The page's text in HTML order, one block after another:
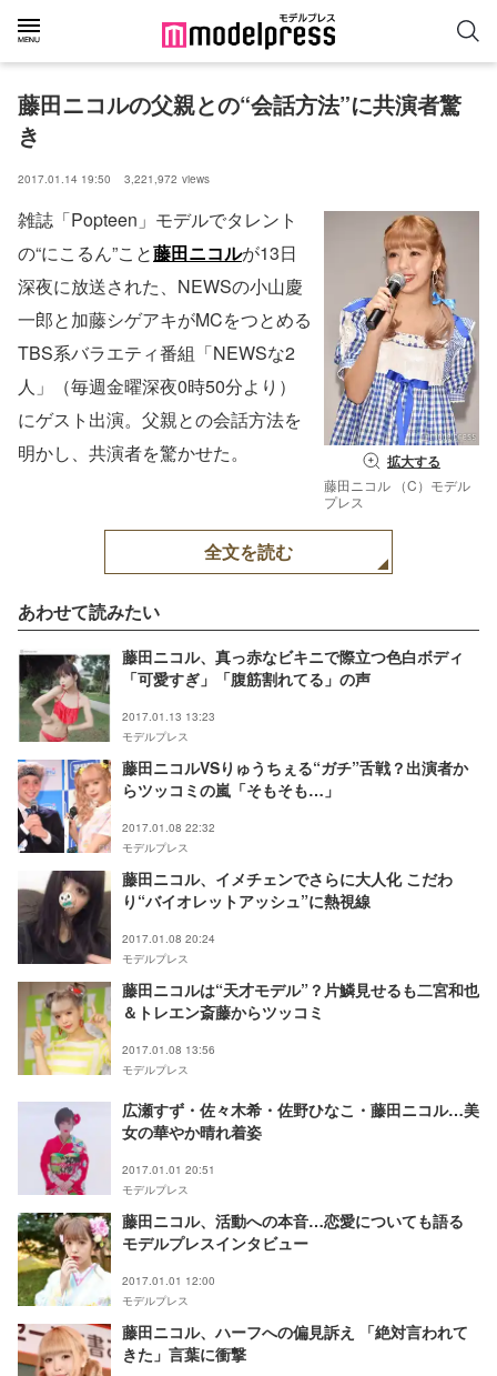
藤田ニコルの父親との“会話方法”に共演者驚
き
2017.01.14 19:50 3,221,972 views
拡大する
藤田ニコル （C）モデル
プレス
雑誌「Popteen」モデルでタレント
の“にこるん”こと藤田ニコルが13日
深夜に放送された、NEWSの小山慶
一郎と加藤シゲアキがMCをつとめる
TBS系バラエティ番組「NEWSな2
人」（毎週金曜深夜0時50分より）
にゲスト出演。父親との会話方法を
明かし、共演者を驚かせた。
全文を読む
あわせて読みたい
藤田ニコル、真っ赤なビキニで際立つ色白ボディ
「可愛すぎ」「腹筋割れてる」の声
2017.01.13 13:23
モデルプレス
藤田ニコルVSりゅうちぇる“ガチ”舌戦？出演者か
らツッコミの嵐「そもそも…」
2017.01.08 22:32
モデルプレス
藤田ニコル、イメチェンでさらに大人化 こだわ
り“バイオレットアッシュ”に熱視線
2017.01.08 20:24
モデルプレス
藤田ニコルは“天才モデル”？片鱗見せるも二宮和也
＆トレエン斎藤からツッコミ
2017.01.08 13:56
モデルプレス
広瀬すず・佐々木希・佐野ひなこ・藤田ニコル…美
女の華やか晴れ着姿
2017.01.01 20:51
モデルプレス
藤田ニコル、活動への本音…恋愛についても語る
モデルプレスインタビュー
2017.01.01 12:00
モデルプレス
藤田ニコル、ハーフへの偏見訴え 「絶対言われて
きた」言葉に衝撃